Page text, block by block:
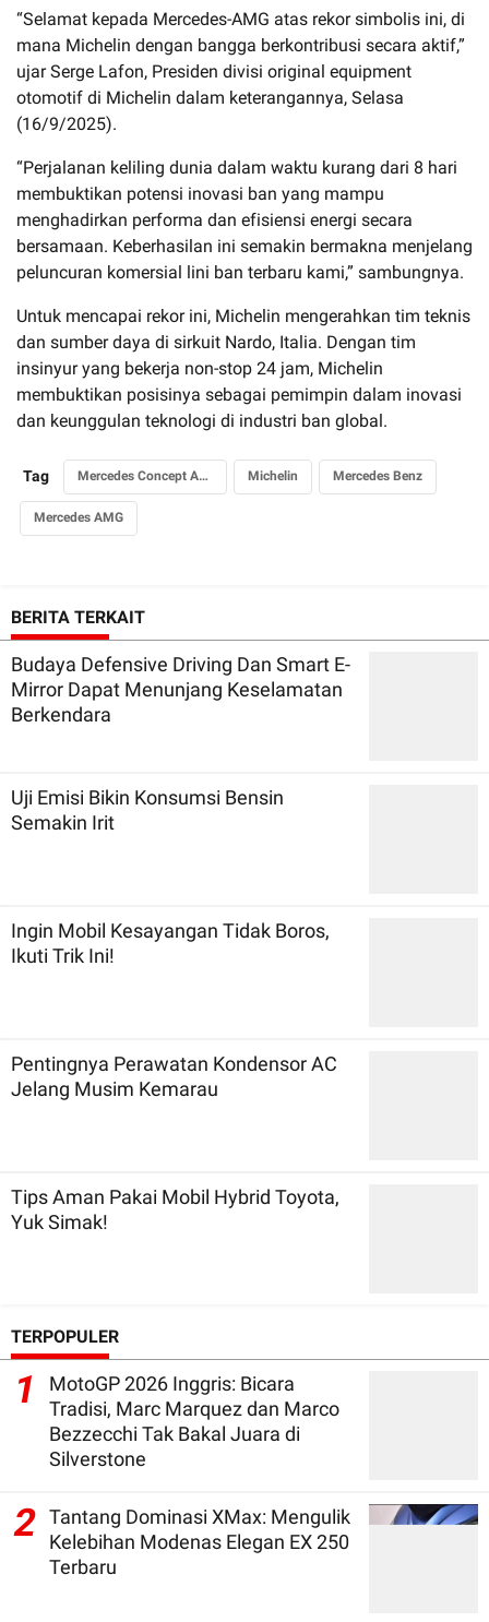
“Selamat kepada Mercedes-AMG atas rekor simbolis ini, di
mana Michelin dengan bangga berkontribusi secara aktif,”
ujar Serge Lafon, Presiden divisi original equipment
otomotif di Michelin dalam keterangannya, Selasa
(16/9/2025).
“Perjalanan keliling dunia dalam waktu kurang dari 8 hari
membuktikan potensi inovasi ban yang mampu
menghadirkan performa dan efisiensi energi secara
bersamaan. Keberhasilan ini semakin bermakna menjelang
peluncuran komersial lini ban terbaru kami,” sambungnya.
Untuk mencapai rekor ini, Michelin mengerahkan tim teknis
dan sumber daya di sirkuit Nardo, Italia. Dengan tim
insinyur yang bekerja non-stop 24 jam, Michelin
membuktikan posisinya sebagai pemimpin dalam inovasi
dan keunggulan teknologi di industri ban global.
Tag Mercedes Concept AMG GT XX Michelin Mercedes Benz
Mercedes AMG
BERITA TERKAIT
Budaya Defensive Driving Dan Smart E-
Mirror Dapat Menunjang Keselamatan
Berkendara
Uji Emisi Bikin Konsumsi Bensin
Semakin Irit
Ingin Mobil Kesayangan Tidak Boros,
Ikuti Trik Ini!
Pentingnya Perawatan Kondensor AC
Jelang Musim Kemarau
Tips Aman Pakai Mobil Hybrid Toyota,
Yuk Simak!
TERPOPULER
1
MotoGP 2026 Inggris: Bicara
Tradisi, Marc Marquez dan Marco
Bezzecchi Tak Bakal Juara di
Silverstone
2 Tantang Dominasi XMax: Mengulik
Kelebihan Modenas Elegan EX 250
Terbaru